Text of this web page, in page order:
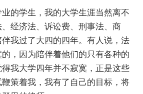
的学生，我的大学生涯当然离不
经济法、诉讼费、刑事法、商
我过了大四的四年。有人说，法
，因为陪伴着他们的只有各种的
我大学四年并不寂寞，正是这些
策着我，我有了自己的目标，将